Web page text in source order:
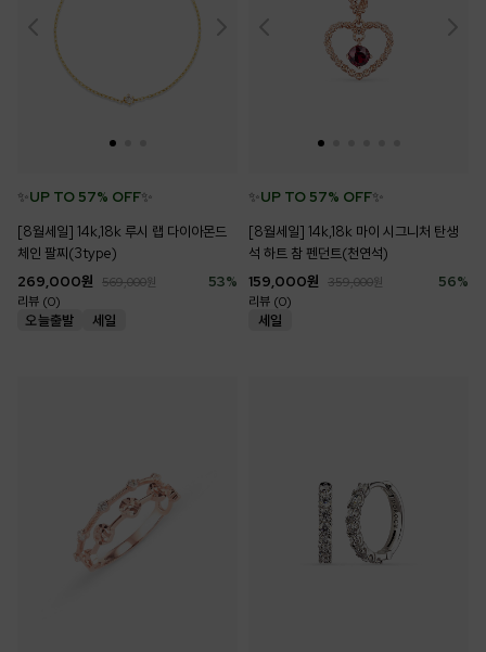
✨UP TO 57% OFF✨
[8월세일] 14k,18k 루시 랩 다이아몬드
체인 팔찌(3type)
53%
269,000원 569,000원
리뷰 (0)
✨UP TO 57% OFF✨
[8월세일] 14k,18k 마이 시그니처 탄생
석 하트 참 펜던트(천연석)
56%
159,000원 359,000원
리뷰 (0)